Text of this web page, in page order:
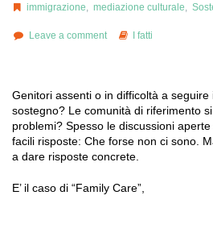
immigrazione
mediazione culturale
Leave a comment I fatti
Genitori assenti o in difficoltà a seguire
sostegno? Le comunità di riferimento
problemi? Spesso le discussioni
facili risposte: Che forse non ci sono.
a dare risposte concrete.
E’ il caso di “Family Care”,